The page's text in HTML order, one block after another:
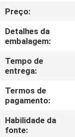
VISITA
À
FÁBRICA
CONTROLE
DE
QUALIDADE
Preço:
Detalhes da
embalagem:
Tempo de
entrega:
Termos de
pagamento:
Habilidade da
fonte: